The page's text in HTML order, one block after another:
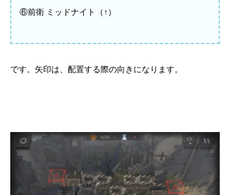
⑥前衛 ミッドナイト（↑）
です。矢印は、配置する際の向きになります。